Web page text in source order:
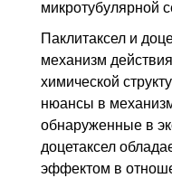
микротубулярной
Паклитаксел и
механизм
химической
нюансы в
обнаруженные в
доцетаксел
эффектом в